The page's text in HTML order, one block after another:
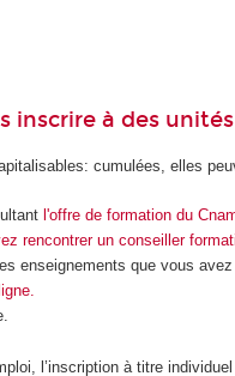
inscrire à des
cumulées, elles
l'offre de formation du
rencontrer un conseiller
enseignements que vous
l’inscription à titre